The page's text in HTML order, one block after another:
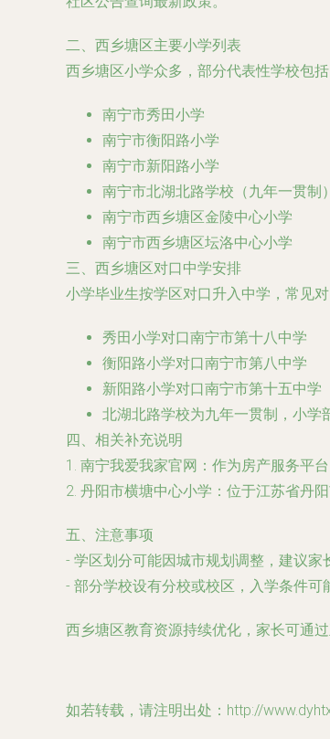
二、西乡塘区主要小学列表
西乡塘区小学众多，部分代表性学校包括
南宁市秀田小学
南宁市衡阳路小学
南宁市新阳路小学
南宁市北湖北路学校（九年一贯制）
南宁市西乡塘区金陵中心小学
南宁市西乡塘区坛洛中心小学
三、西乡塘区对口中学安排
小学毕业生按学区对口升入中学，常见
秀田小学对口南宁市第十八中学
衡阳路小学对口南宁市第八中学
新阳路小学对口南宁市第十五中学
北湖北路学校为九年一贯制，小学
四、相关补充说明
1. 南宁我爱我家官网 ：作为房产服务平
2. 丹阳市横塘中心小学 ：位于江苏省丹
五、注意事项
- 学区划分可能因城市规划调整，建议家
- 部分学校设有分校或校区，入学条件可
西乡塘区教育资源持续优化，家长可通
如若转载，请注明出处：http://